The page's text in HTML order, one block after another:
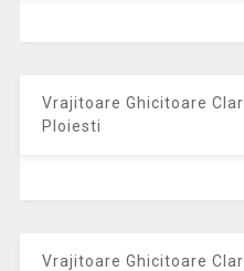
Vrajitoare Ghicitoare
Ploiesti
Vrajitoare Ghicitoare